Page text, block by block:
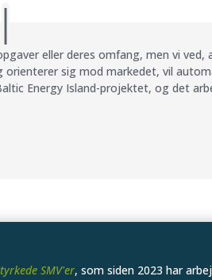
eller deres omfang, men vi
orienterer sig mod markedet, vil
Energy Island-projektet, og det
SMV'er, som siden 2023 har